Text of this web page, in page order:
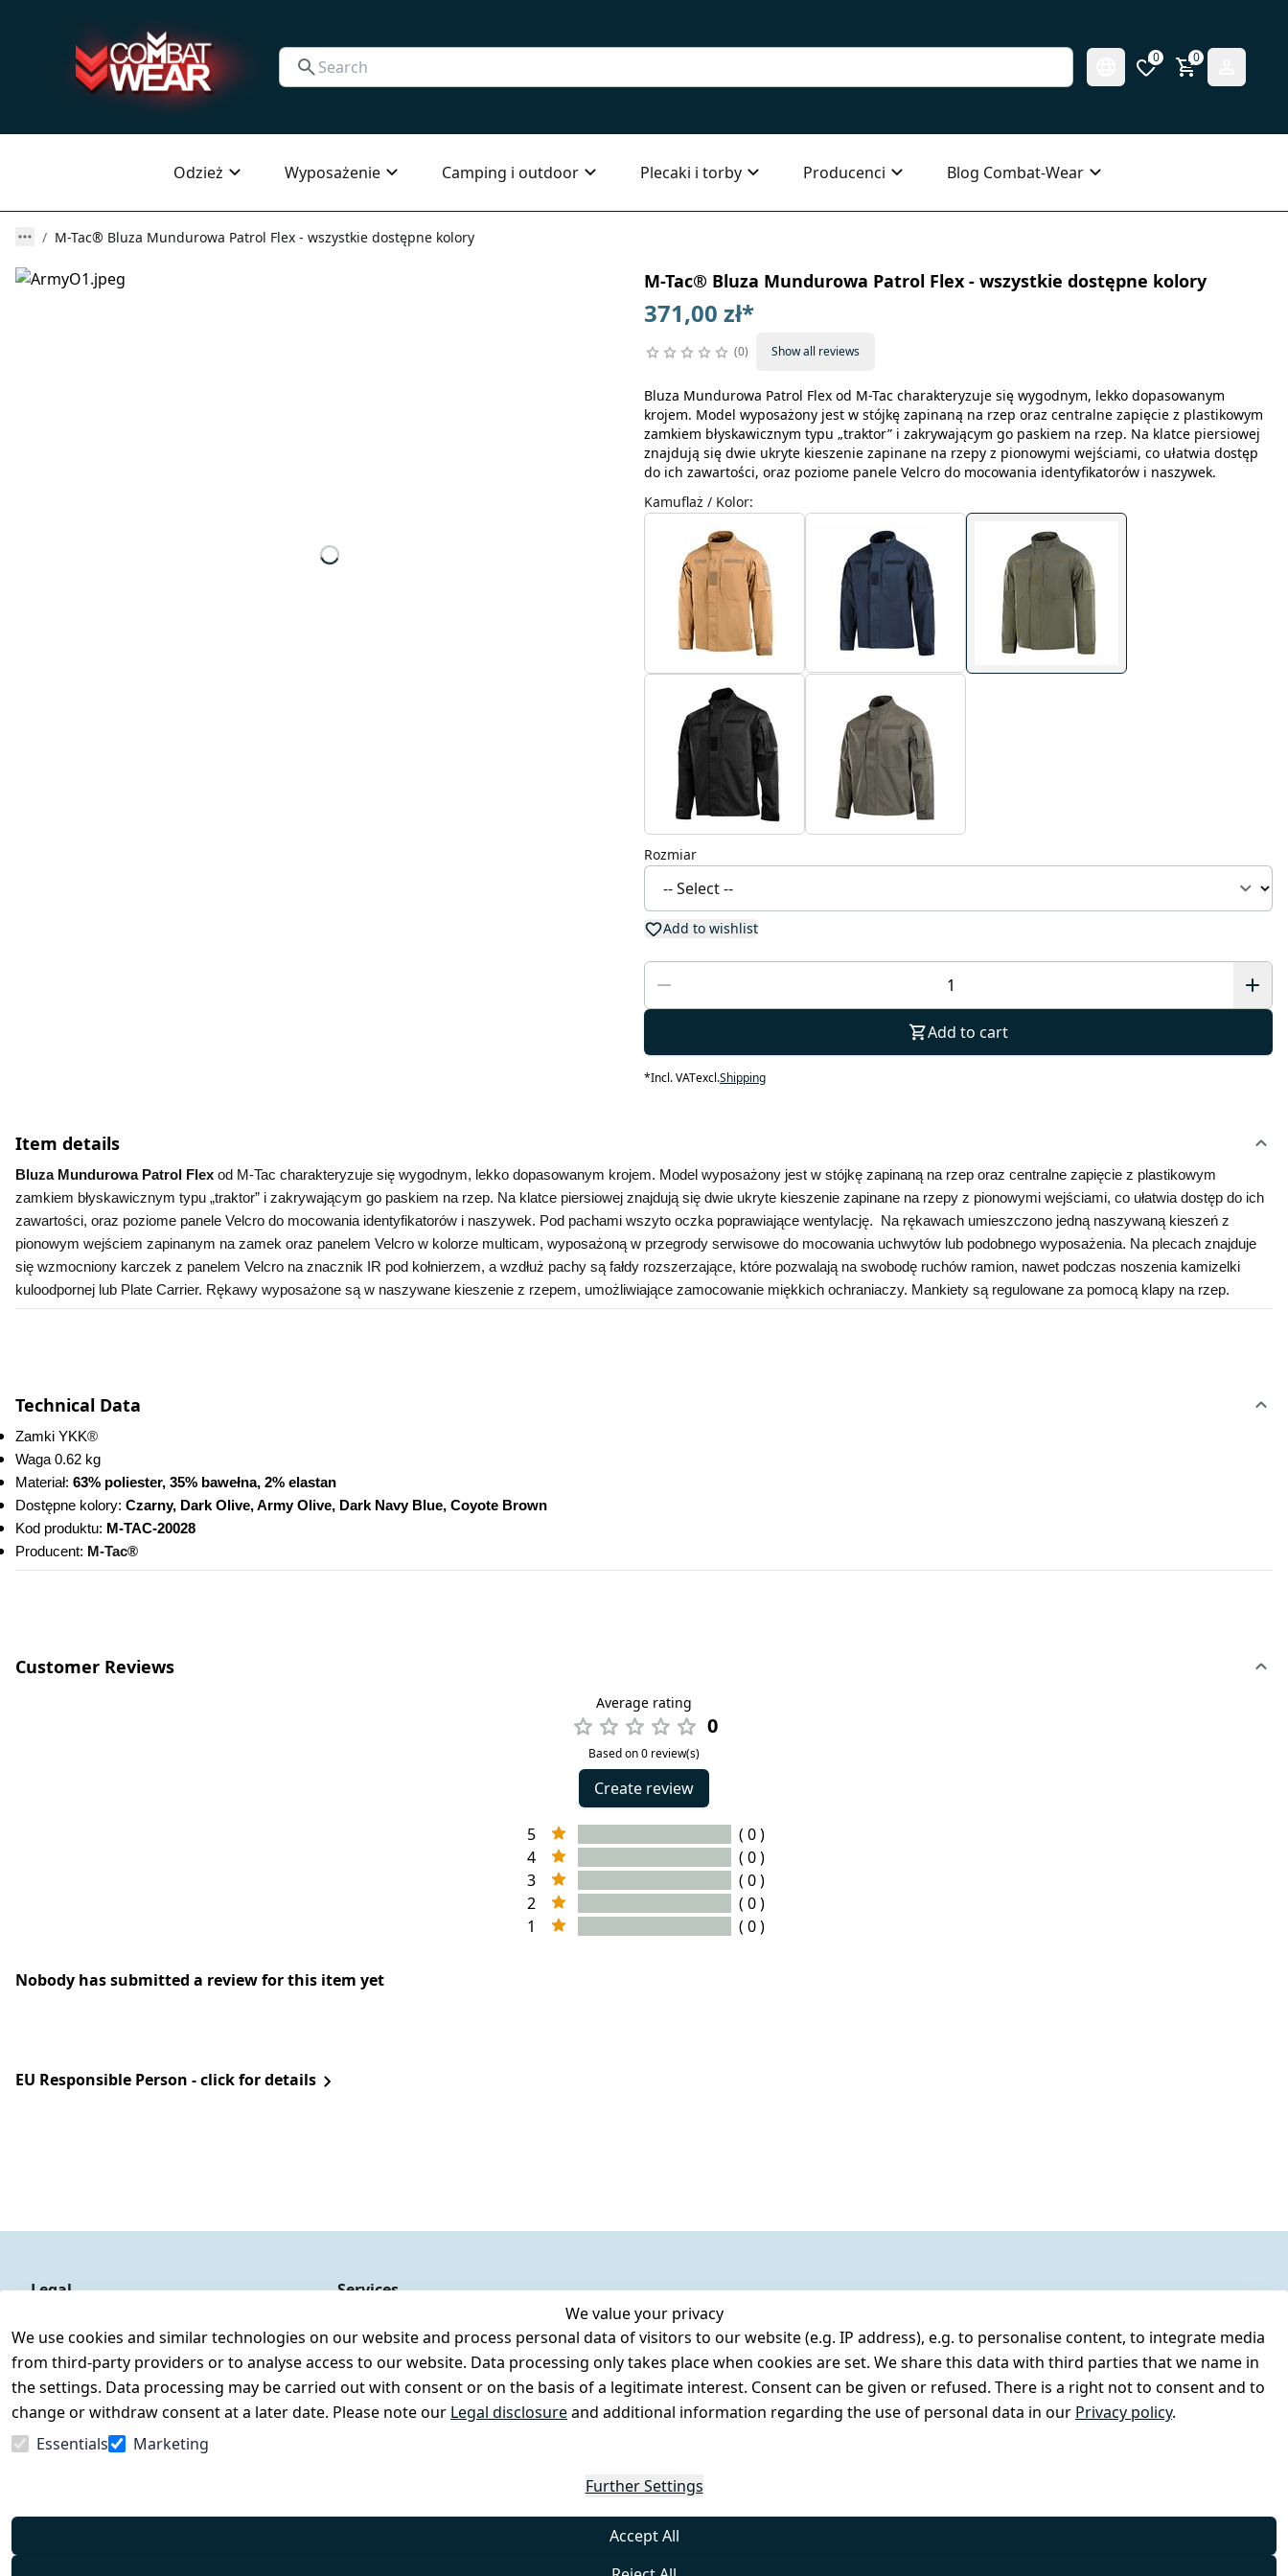
0 0
Odzież Wyposażenie Camping i outdoor Plecaki i torby Producenci Blog Combat-Wear
M-Tac® Bluza Mundurowa Patrol Flex - wszystkie dostępne kolory
M-Tac® Bluza Mundurowa Patrol Flex - wszystkie dostępne kolory
371,00 zł*
0 Show all reviews
Bluza Mundurowa Patrol Flex od M-Tac charakteryzuje się wygodnym, lekko dopasowanym
krojem. Model wyposażony jest w stójkę zapinaną na rzep oraz centralne zapięcie z plastikowym
zamkiem błyskawicznym typu „traktor” i zakrywającym go paskiem na rzep. Na klatce piersiowej
znajdują się dwie ukryte kieszenie zapinane na rzepy z pionowymi wejściami, co ułatwia dostęp
do ich zawartości, oraz poziome panele Velcro do mocowania identyfikatorów i naszywek.
Kamuflaż / Kolor:
Rozmiar
Add to wishlist
Add to cart
*Incl. VATexcl.Shipping
Item details
Bluza Mundurowa Patrol Flex od M-Tac charakteryzuje się wygodnym, lekko dopasowanym krojem. Model wyposażony jest w stójkę zapinaną na rzep oraz centralne zapięcie z plastikowym
zamkiem błyskawicznym typu „traktor” i zakrywającym go paskiem na rzep. Na klatce piersiowej znajdują się dwie ukryte kieszenie zapinane na rzepy z pionowymi wejściami, co ułatwia dostęp do ich
zawartości, oraz poziome panele Velcro do mocowania identyfikatorów i naszywek. Pod pachami wszyto oczka poprawiające wentylację.  Na rękawach umieszczono jedną naszywaną kieszeń z
pionowym wejściem zapinanym na zamek oraz panelem Velcro w kolorze multicam, wyposażoną w przegrody serwisowe do mocowania uchwytów lub podobnego wyposażenia. Na plecach znajduje
się wzmocniony karczek z panelem Velcro na znacznik IR pod kołnierzem, a wzdłuż pachy są fałdy rozszerzające, które pozwalają na swobodę ruchów ramion, nawet podczas noszenia kamizelki
kuloodpornej lub Plate Carrier. Rękawy wyposażone są w naszywane kieszenie z rzepem, umożliwiające zamocowanie miękkich ochraniaczy. Mankiety są regulowane za pomocą klapy na rzep.
Technical Data
Zamki YKK®
Waga 0.62 kg
Materiał: 63% poliester, 35% bawełna, 2% elastan
Dostępne kolory: Czarny, Dark Olive, Army Olive, Dark Navy Blue, Coyote Brown
Kod produktu: M-TAC-20028
Producent: M-Tac®
Customer Reviews
Average rating
0
Based on 0 review(s)
Create review
5
( 0 )
4
( 0 )
3
( 0 )
2
( 0 )
1
( 0 )
Nobody has submitted a review for this item yet
EU Responsible Person - click for details
We value your privacy
We use cookies and similar technologies on our website and process personal data of visitors to our website (e.g. IP address), e.g. to personalise content, to integrate media
from third-party providers or to analyse access to our website. Data processing only takes place when cookies are set. We share this data with third parties that we name in
the settings. Data processing may be carried out with consent or on the basis of a legitimate interest. Consent can be given or refused. There is a right not to consent and to
change or withdraw consent at a later date. Please note our Legal disclosureand additional information regarding the use of personal data in our Privacy policy.
Essentials
Marketing
Further Settings
Accept All
Legal
Legal disclosure
Privacy Policy
Declaration of accessibility
Cancellation rights
Services
Register